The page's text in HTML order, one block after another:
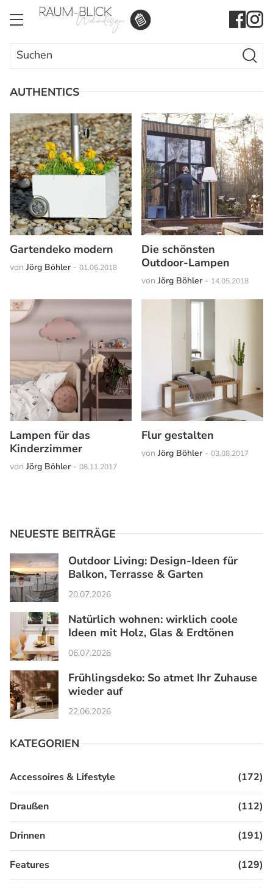
Search
for:
Search
AUTHENTICS
Gartendeko modern
von Jörg Böhler - 01.06.2018
Die schönsten
Outdoor-Lampen
von Jörg Böhler - 14.05.2018
Lampen für das
Kinderzimmer
von Jörg Böhler - 08.11.2017
Flur gestalten
von Jörg Böhler - 03.08.2017
NEUESTE BEITRÄGE
Outdoor Living: Design-Ideen für
Balkon, Terrasse & Garten
20.07.2026
Natürlich wohnen: wirklich coole
Ideen mit Holz, Glas & Erdtönen
06.07.2026
Frühlingsdeko: So atmet Ihr Zuhause
wieder auf
22.06.2026
KATEGORIEN
Accessoires & Lifestyle (172)
Draußen (112)
Drinnen (191)
Features (129)